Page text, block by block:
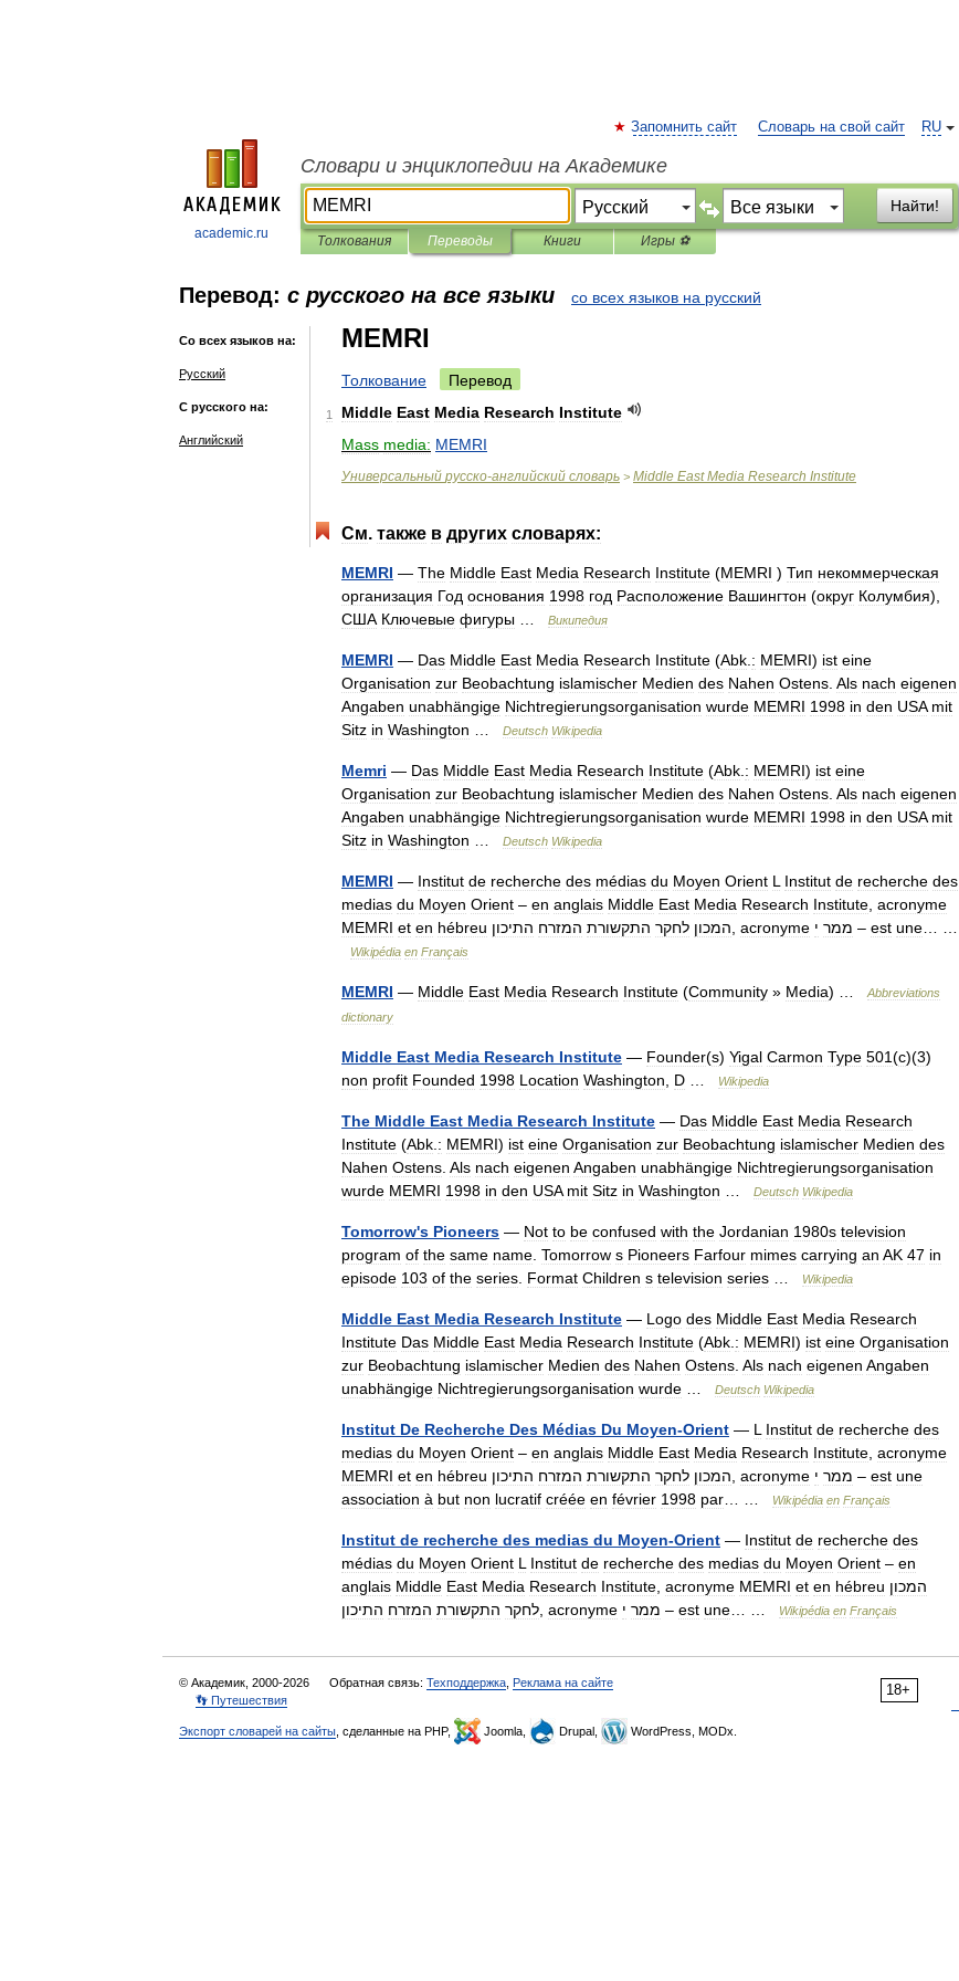
academic.ru
RU
Запомнить сайт Словарь на свой сайт
Словари и энциклопедии на Академике
Найти!
Толкования Переводы Книги Игры ⚽
Перевод: с русского на все языки со всех языков на русский
Со всех языков на:
Русский
С русского на:
Английский
MEMRI
Толкование Перевод
1 Middle East Media Research Institute
Mass media: MEMRI
Универсальный русско-английский словарь > Middle East Media Research Institute
См. также в других словарях:
MEMRI — The Middle East Media Research Institute (MEMRI ) Тип некоммерческая
организация Год основания 1998 год Расположение Вашингтон (округ Колумбия),
США Ключевые фигуры Википедия
MEMRI — Das Middle East Media Research Institute (Abk : MEMRI) ist eine
Organisation zur Beobachtung islamischer Medien des Nahen Ostens Als nach eigenen
Angaben unabhängige Nichtregierungsorganisation wurde MEMRI 1998 in den USA mit
Sitz in Washington Deutsch Wikipedia
Memri — Das Middle East Media Research Institute (Abk : MEMRI) ist eine
Organisation zur Beobachtung islamischer Medien des Nahen Ostens Als nach eigenen
Angaben unabhängige Nichtregierungsorganisation wurde MEMRI 1998 in den USA mit
Sitz in Washington Deutsch Wikipedia
MEMRI — Institut de recherche des médias du Moyen Orient L Institut de recherche des
medias du Moyen Orient – en anglais Middle East Media Research Institute acronyme
MEMRI et en hébreu המכון לחקר התקשורת המזרח התיכון acronyme ממר י – est une
Wikipédia en Français
MEMRI — Middle East Media Research Institute (Community » Media) …
Abbreviations
dictionary
Middle East Media Research Institute — Founder(s) Yigal Carmon Type 501(c)(3)
non profit Founded 1998 Location Washington D Wikipedia
The Middle East Media Research Institute — Das Middle East Media Research
Institute (Abk : MEMRI) ist eine Organisation zur Beobachtung islamischer Medien des
Nahen Ostens Als nach eigenen Angaben unabhängige Nichtregierungsorganisation
wurde MEMRI 1998 in den USA mit Sitz in Washington Deutsch Wikipedia
Tomorrow's Pioneers — Not to be confused with the Jordanian 1980s television
program of the same name Tomorrow s Pioneers Farfour mimes carrying an AK 47 in
episode 103 of the series Format Children s television series Wikipedia
Middle East Media Research Institute — Logo des Middle East Media Research
Institute Das Middle East Media Research Institute (Abk : MEMRI) ist eine Organisation
zur Beobachtung islamischer Medien des Nahen Ostens Als nach eigenen Angaben
unabhängige Nichtregierungsorganisation wurde Deutsch Wikipedia
Institut De Recherche Des Médias Du Moyen-Orient — L Institut de recherche des
medias du Moyen Orient – en anglais Middle East Media Research Institute acronyme
MEMRI et en hébreu המכון לחקר התקשורת המזרח התיכון acronyme ממר י – est une
association à but non lucratif créée en février 1998 par Wikipédia en Français
Institut de recherche des medias du Moyen-Orient — Institut de recherche des
médias du Moyen Orient L Institut de recherche des medias du Moyen Orient – en
anglais Middle East Media Research Institute acronyme MEMRI et en hébreu המכון
לחקר התקשורת המזרח התיכון acronyme ממר י – est une Wikipédia en Français
18+
© Академик, 2000-2026 Обратная связь: Техподдержка Реклама на сайте
👣 Путешествия
Экспорт словарей на сайты , сделанные на PHP, Joomla, Drupal, WordPress, MODx.